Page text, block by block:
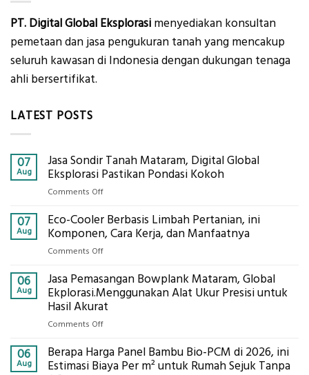
PT. Digital Global Eksplorasi menyediakan konsultan
pemetaan dan jasa pengukuran tanah yang mencakup
seluruh kawasan di Indonesia dengan dukungan tenaga
ahli bersertifikat.
LATEST POSTS
07
Aug
Jasa Sondir Tanah Mataram, Digital Global
Eksplorasi Pastikan Pondasi Kokoh
Comments Offon
Sondir
Tanah
Eksplorasi
Pastikan
Pondasi
Kokoh
07
Aug
Eco-Cooler Berbasis Limbah Pertanian, ini
Komponen, Cara Kerja, dan Manfaatnya
Comments Offon
Cooler
Berbasis
Limbah
Cara
Kerja,
06
Aug
Jasa Pemasangan Bowplank Mataram, Global
Ekplorasi.Menggunakan Alat Ukur Presisi untuk
Hasil Akurat
Comments Offon
Pemasangan
Bowplank
06
Aug
Berapa Harga Panel Bambu Bio-PCM di 2026, ini
Estimasi Biaya Per m² untuk Rumah Sejuk Tanpa